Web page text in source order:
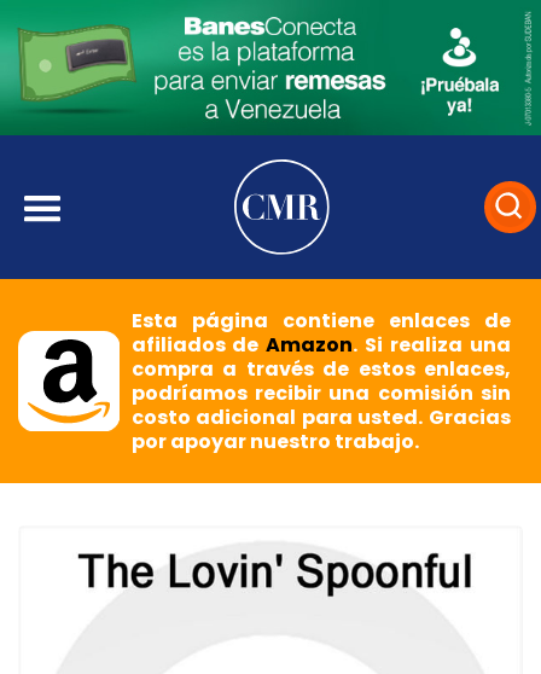
Esta página contiene enlaces de
afiliados deAmazon. Si realiza una
compra a través de estos enlaces,
podríamos recibir una comisión sin
costo adicional para usted. Gracias
por apoyar nuestro trabajo.